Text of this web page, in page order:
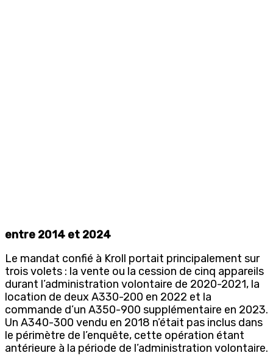
entre 2014 et 2024
Le mandat confié à Kroll portait principalement sur
trois volets : la vente ou la cession de cinq appareils
durant l’administration volontaire de 2020-2021, la
location de deux A330-200 en 2022 et la
commande d’un A350-900 supplémentaire en 2023.
Un A340-300 vendu en 2018 n’était pas inclus dans
le périmètre de l’enquête, cette opération étant
antérieure à la période de l’administration volontaire.